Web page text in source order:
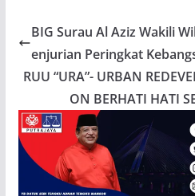
BIG Surau Al Aziz Wakili
enjurian Peringkat
RUU “URA”- URBAN
ON BERHATI HATI